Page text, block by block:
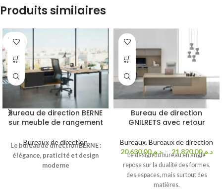
Produits similaires
SOLD
OUT
Bureau de direction BERNE
sur meuble de rangement
Bureaux de direction
Le bureau de direction BERNE :
élégance, praticité et design
moderne
Bureau de direction
GNILRETS avec retour
Bureaux, Bureaux de direction
د.م.20,630.00 – د.م.21,820.00
Le design du bureau en angle
repose sur la dualité des formes,
des espaces, mais surtout des
matières.